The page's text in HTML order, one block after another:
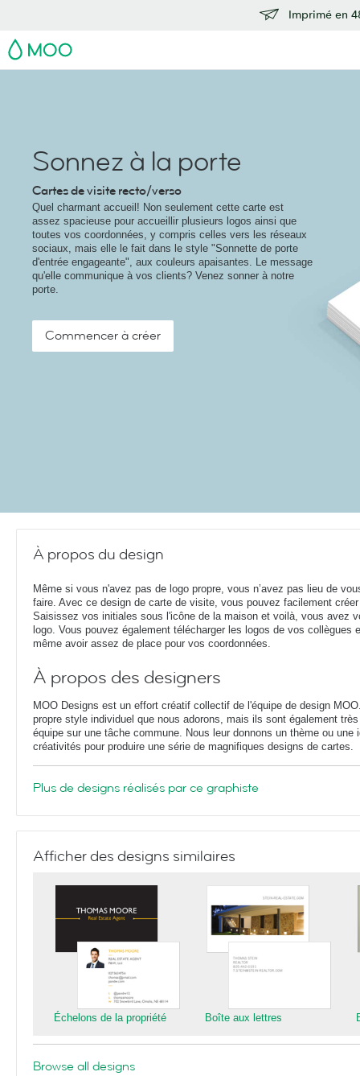
Imprimé en
MOO
Sonnez à la porte
Cartes de visite recto/verso
Quel charmant accueil! Non seulement cette carte est
assez spacieuse pour accueillir plusieurs logos ainsi que
toutes vos coordonnées, y compris celles vers les réseaux
sociaux, mais elle le fait dans le style "Sonnette de porte
d'entrée engageante", aux couleurs apaisantes. Le message
qu'elle communique à vos clients? Venez sonner à notre
porte.
Commencer à créer
À propos du design
Même si vous n'avez pas de logo propre, vous n’avez pas lieu de
faire. Avec ce design de carte de visite, vous pouvez facilement
Saisissez vos initiales sous l'icône de la maison et voilà, vous avez
logo. Vous pouvez également télécharger les logos de vos collègues
même avoir assez de place pour vos coordonnées.
À propos des designers
MOO Designs est un effort créatif collectif de l'équipe de design
propre style individuel que nous adorons, mais ils sont également
équipe sur une tâche commune. Nous leur donnons un thème ou une
créativités pour produire une série de magnifiques designs de cartes.
Plus de designs réalisés par ce graphiste
Afficher des designs similaires
Échelons de la propriété Boîte aux lettres
Browse all designs